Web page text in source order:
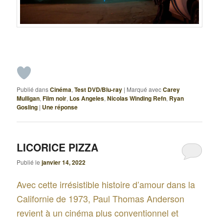
Publié dansCinéma,Test DVD/Blu-ray | Marqué avecCarey
Mulligan,Film noir, Los Angeles,Nicolas Winding Refn, Ryan
Gosling | Uneréponse
LICORICE PIZZA
Publié lejanvier 14, 2022
Avec cette irrésistible histoire d’amour dans la
Californie de 1973, Paul Thomas Anderson
revient à un cinéma plus conventionnel et